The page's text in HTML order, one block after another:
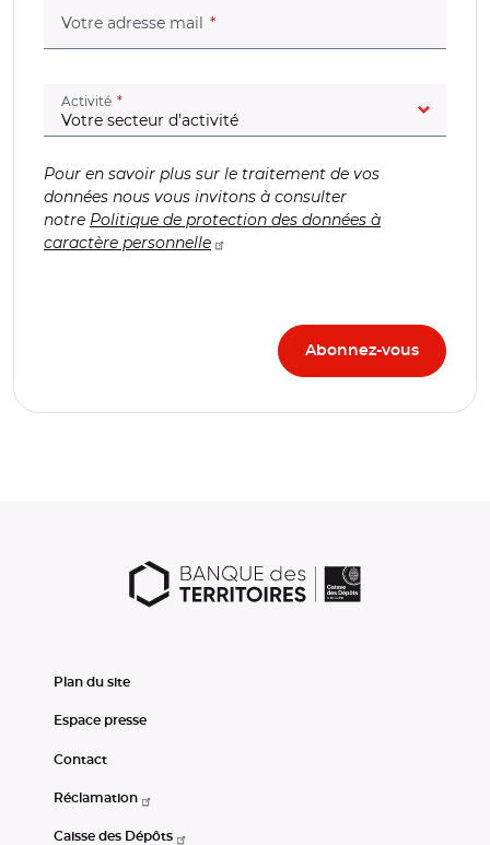
Votre adresse mail (champ obligatoire)
Activité (champ obligatoire)
Pour en savoir plus sur le traitement de vos
données nous vous invitons à consulter
notre Politique de protection des données à
caractère personnelle
Plan du site
Espace presse
Contact
Réclamation
Caisse des Dépôts